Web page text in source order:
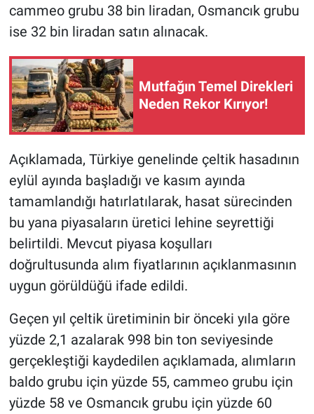
cammeo grubu 38 bin liradan, Osmancık grubu
ise 32 bin liradan satın alınacak.
Mutfağın Temel Direkleri
Neden Rekor Kırıyor!
Açıklamada, Türkiye genelinde çeltik hasadının
eylül ayında başladığı ve kasım ayında
tamamlandığı hatırlatılarak, hasat sürecinden
bu yana piyasaların üretici lehine seyrettiği
belirtildi. Mevcut piyasa koşulları
doğrultusunda alım fiyatlarının açıklanmasının
uygun görüldüğü ifade edildi.
Geçen yıl çeltik üretiminin bir önceki yıla göre
yüzde 2,1 azalarak 998 bin ton seviyesinde
gerçekleştiği kaydedilen açıklamada, alımların
baldo grubu için yüzde 55, cammeo grubu için
yüzde 58 ve Osmancık grubu için yüzde 60